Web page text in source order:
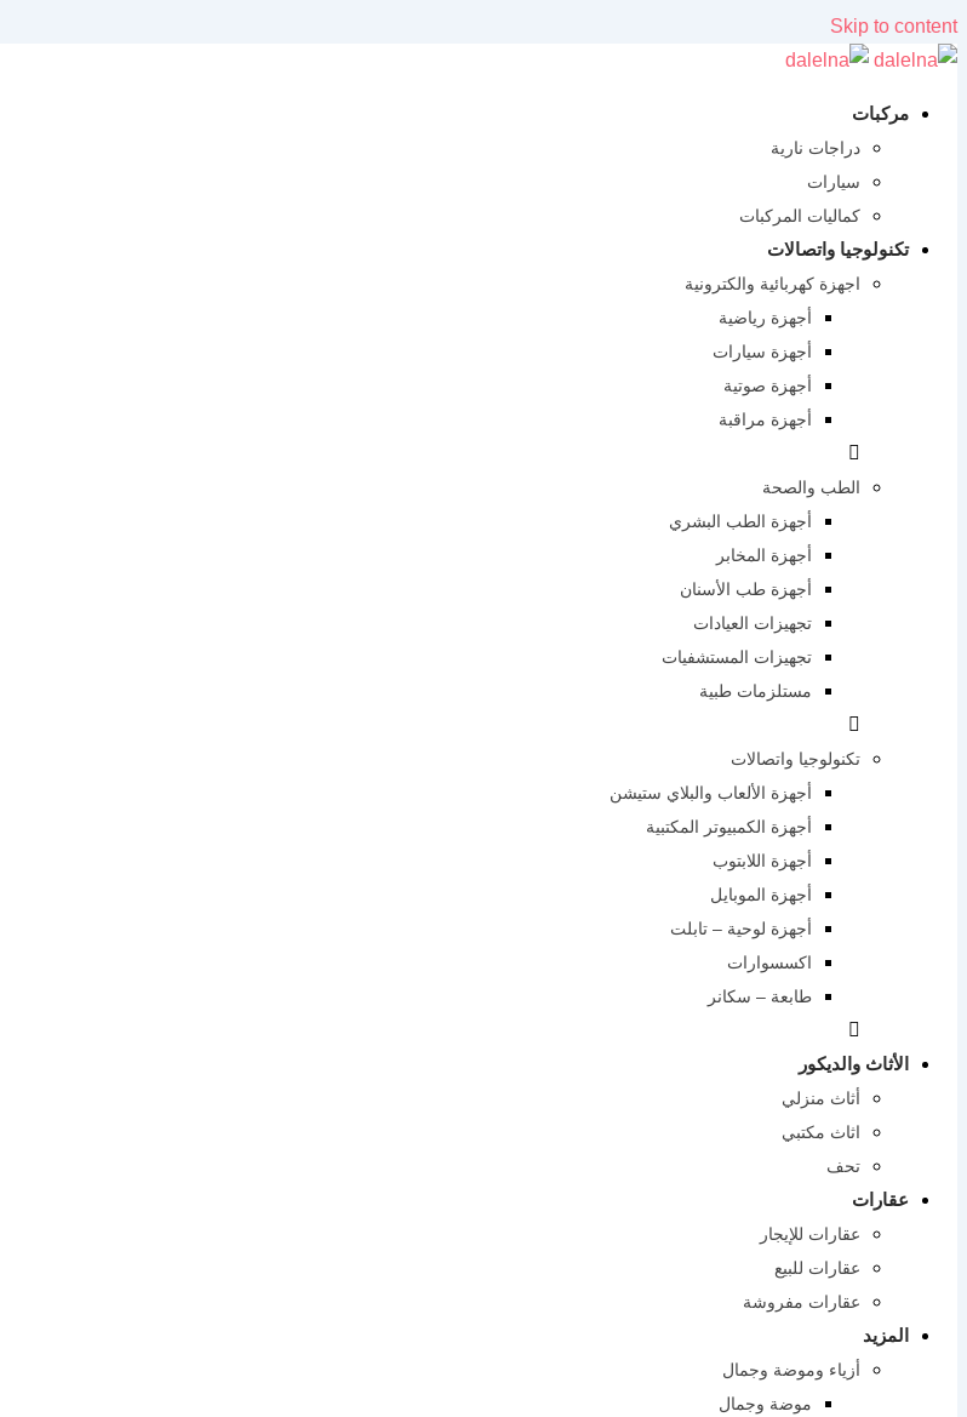
Skip to content
مركبات
دراجات نارية
سيارات
كماليات المركبات
تكنولوجيا واتصالات
اجهزة كهربائية والكترونية
أجهزة رياضية
أجهزة سيارات
أجهزة صوتية
أجهزة مراقبة
الطب والصحة
أجهزة الطب البشري
أجهزة المخابر
أجهزة طب الأسنان
تجهيزات العيادات
تجهيزات المستشفيات
مستلزمات طبية
تكنولوجيا واتصالات
أجهزة الألعاب والبلاي ستيشن
أجهزة الكمبيوتر المكتبية
أجهزة اللابتوب
أجهزة الموبايل
أجهزة لوحية – تابلت
اكسسوارات
طابعة – سكانر
الأثاث والديكور
أثاث منزلي
اثاث مكتبي
تحف
عقارات
عقارات للإيجار
عقارات للبيع
عقارات مفروشة
المزيد
أزياء وموضة وجمال
موضة وجمال